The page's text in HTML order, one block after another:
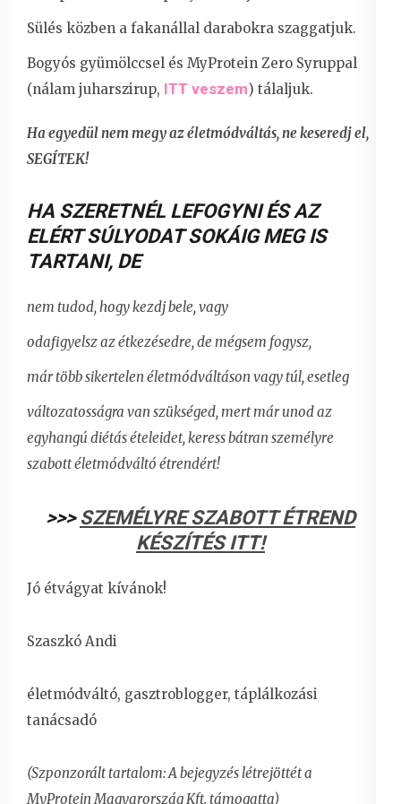
Sülés közben a fakanállal darabokra szaggatjuk.
Bogyós gyümölccsel és MyProtein Zero Syruppal
(nálam juharszirup, ITT veszem) tálaljuk.
Ha egyedül nem megy az életmódváltás, ne keseredj el,
SEGÍTEK!
HA SZERETNÉL LEFOGYNI ÉS AZ
ELÉRT SÚLYODAT SOKÁIG MEG IS
TARTANI, DE
nem tudod, hogy kezdj bele, vagy
odafigyelsz az étkezésedre, de mégsem fogysz,
már több sikertelen életmódváltáson vagy túl, esetleg
változatosságra van szükséged, mert már unod az
egyhangú diétás ételeidet,keress bátran személyre
szabott életmódváltó étrendért!
>>>SZEMÉLYRE SZABOTT ÉTREND
KÉSZÍTÉS ITT!
Jó étvágyat kívánok!
Szaszkó Andi
életmódváltó, gasztroblogger, táplálkozási
tanácsadó
(Szponzorált tartalom: A bejegyzés létrejöttét a
MyProtein Magyarország Kft. támogatta)